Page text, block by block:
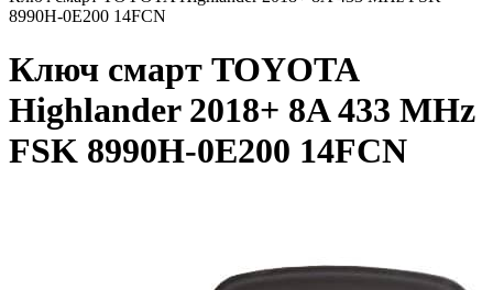
8990H-0E200 14FCN
Ключ смарт TOYOTA
Highlander 2018+ 8A 433 MHz
FSK 8990H-0E200 14FCN